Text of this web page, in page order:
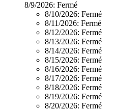
8/9/2026: Fermé
8/10/2026: Fermé
8/11/2026: Fermé
8/12/2026: Fermé
8/13/2026: Fermé
8/14/2026: Fermé
8/15/2026: Fermé
8/16/2026: Fermé
8/17/2026: Fermé
8/18/2026: Fermé
8/19/2026: Fermé
8/20/2026: Fermé